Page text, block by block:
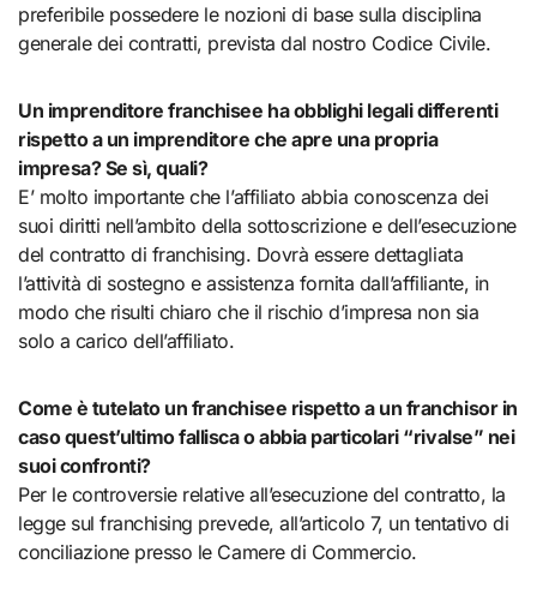
preferibile possedere le nozioni di base sulla disciplina
generale dei contratti, prevista dal nostro Codice Civile.
Un imprenditore franchisee ha obblighi legali differenti
rispetto a un imprenditore che apre una propria
impresa? Se sì, quali?
E’ molto importante che l’affiliato abbia conoscenza dei
suoi diritti nell’ambito della sottoscrizione e dell’esecuzione
del contratto di franchising. Dovrà essere dettagliata
l’attività di sostegno e assistenza fornita dall’affiliante, in
modo che risulti chiaro che il rischio d’impresa non sia
solo a carico dell’affiliato.
Come è tutelato un franchisee rispetto a un franchisor in
caso quest’ultimo fallisca o abbia particolari “rivalse” nei
suoi confronti?
Per le controversie relative all’esecuzione del contratto, la
legge sul franchising prevede, all’articolo 7, un tentativo di
conciliazione presso le Camere di Commercio.